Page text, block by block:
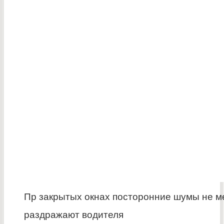
Пр закрытых окнах посторонние шумы не
раздражают водителя